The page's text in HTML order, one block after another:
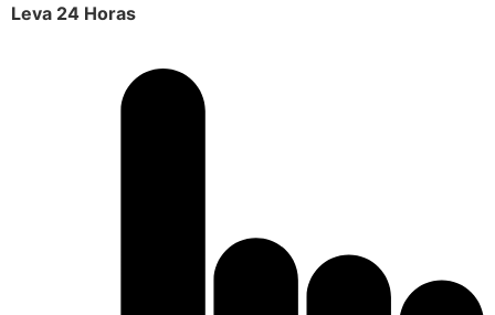
Leva 24 Horas